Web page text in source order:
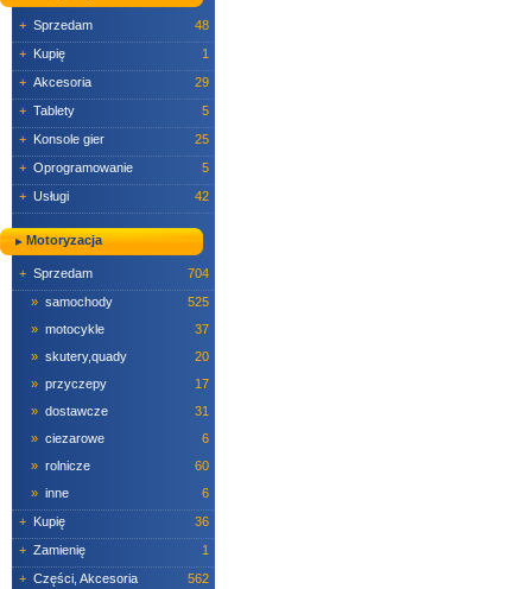
+ Sprzedam
48
+ Kupię
1
+ Akcesoria
29
+ Tablety
5
+ Konsole gier
25
+ Oprogramowanie
5
+ Usługi 42
Motoryzacja
+ Sprzedam
704
» samochody
525
» motocykle
37
» skutery,quady
20
» przyczepy
17
» dostawcze
31
» ciezarowe
6
» rolnicze
60
» inne
6
+ Kupię
36
+ Zamienię
1
+ Części, Akcesoria
562